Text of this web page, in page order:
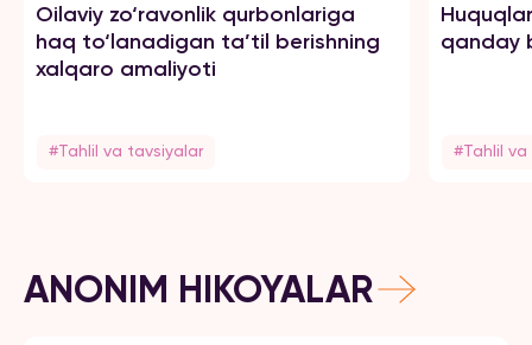
Oilaviy zo‘ravonlik qurbonlariga
haq to‘lanadigan ta’til berishning
xalqaro amaliyoti
#Tahlil va tavsiyalar
qanday
#Tahlil
ANONIM HIKOYALAR